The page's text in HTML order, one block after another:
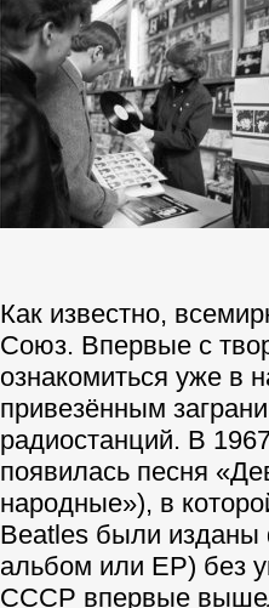
Как известно,
Союз. Впервые с
ознакомиться уже в
привезённым
радиостанций. В
появилась песня
народные»), в
Beatles были
альбом или EP) без
СССР впервые